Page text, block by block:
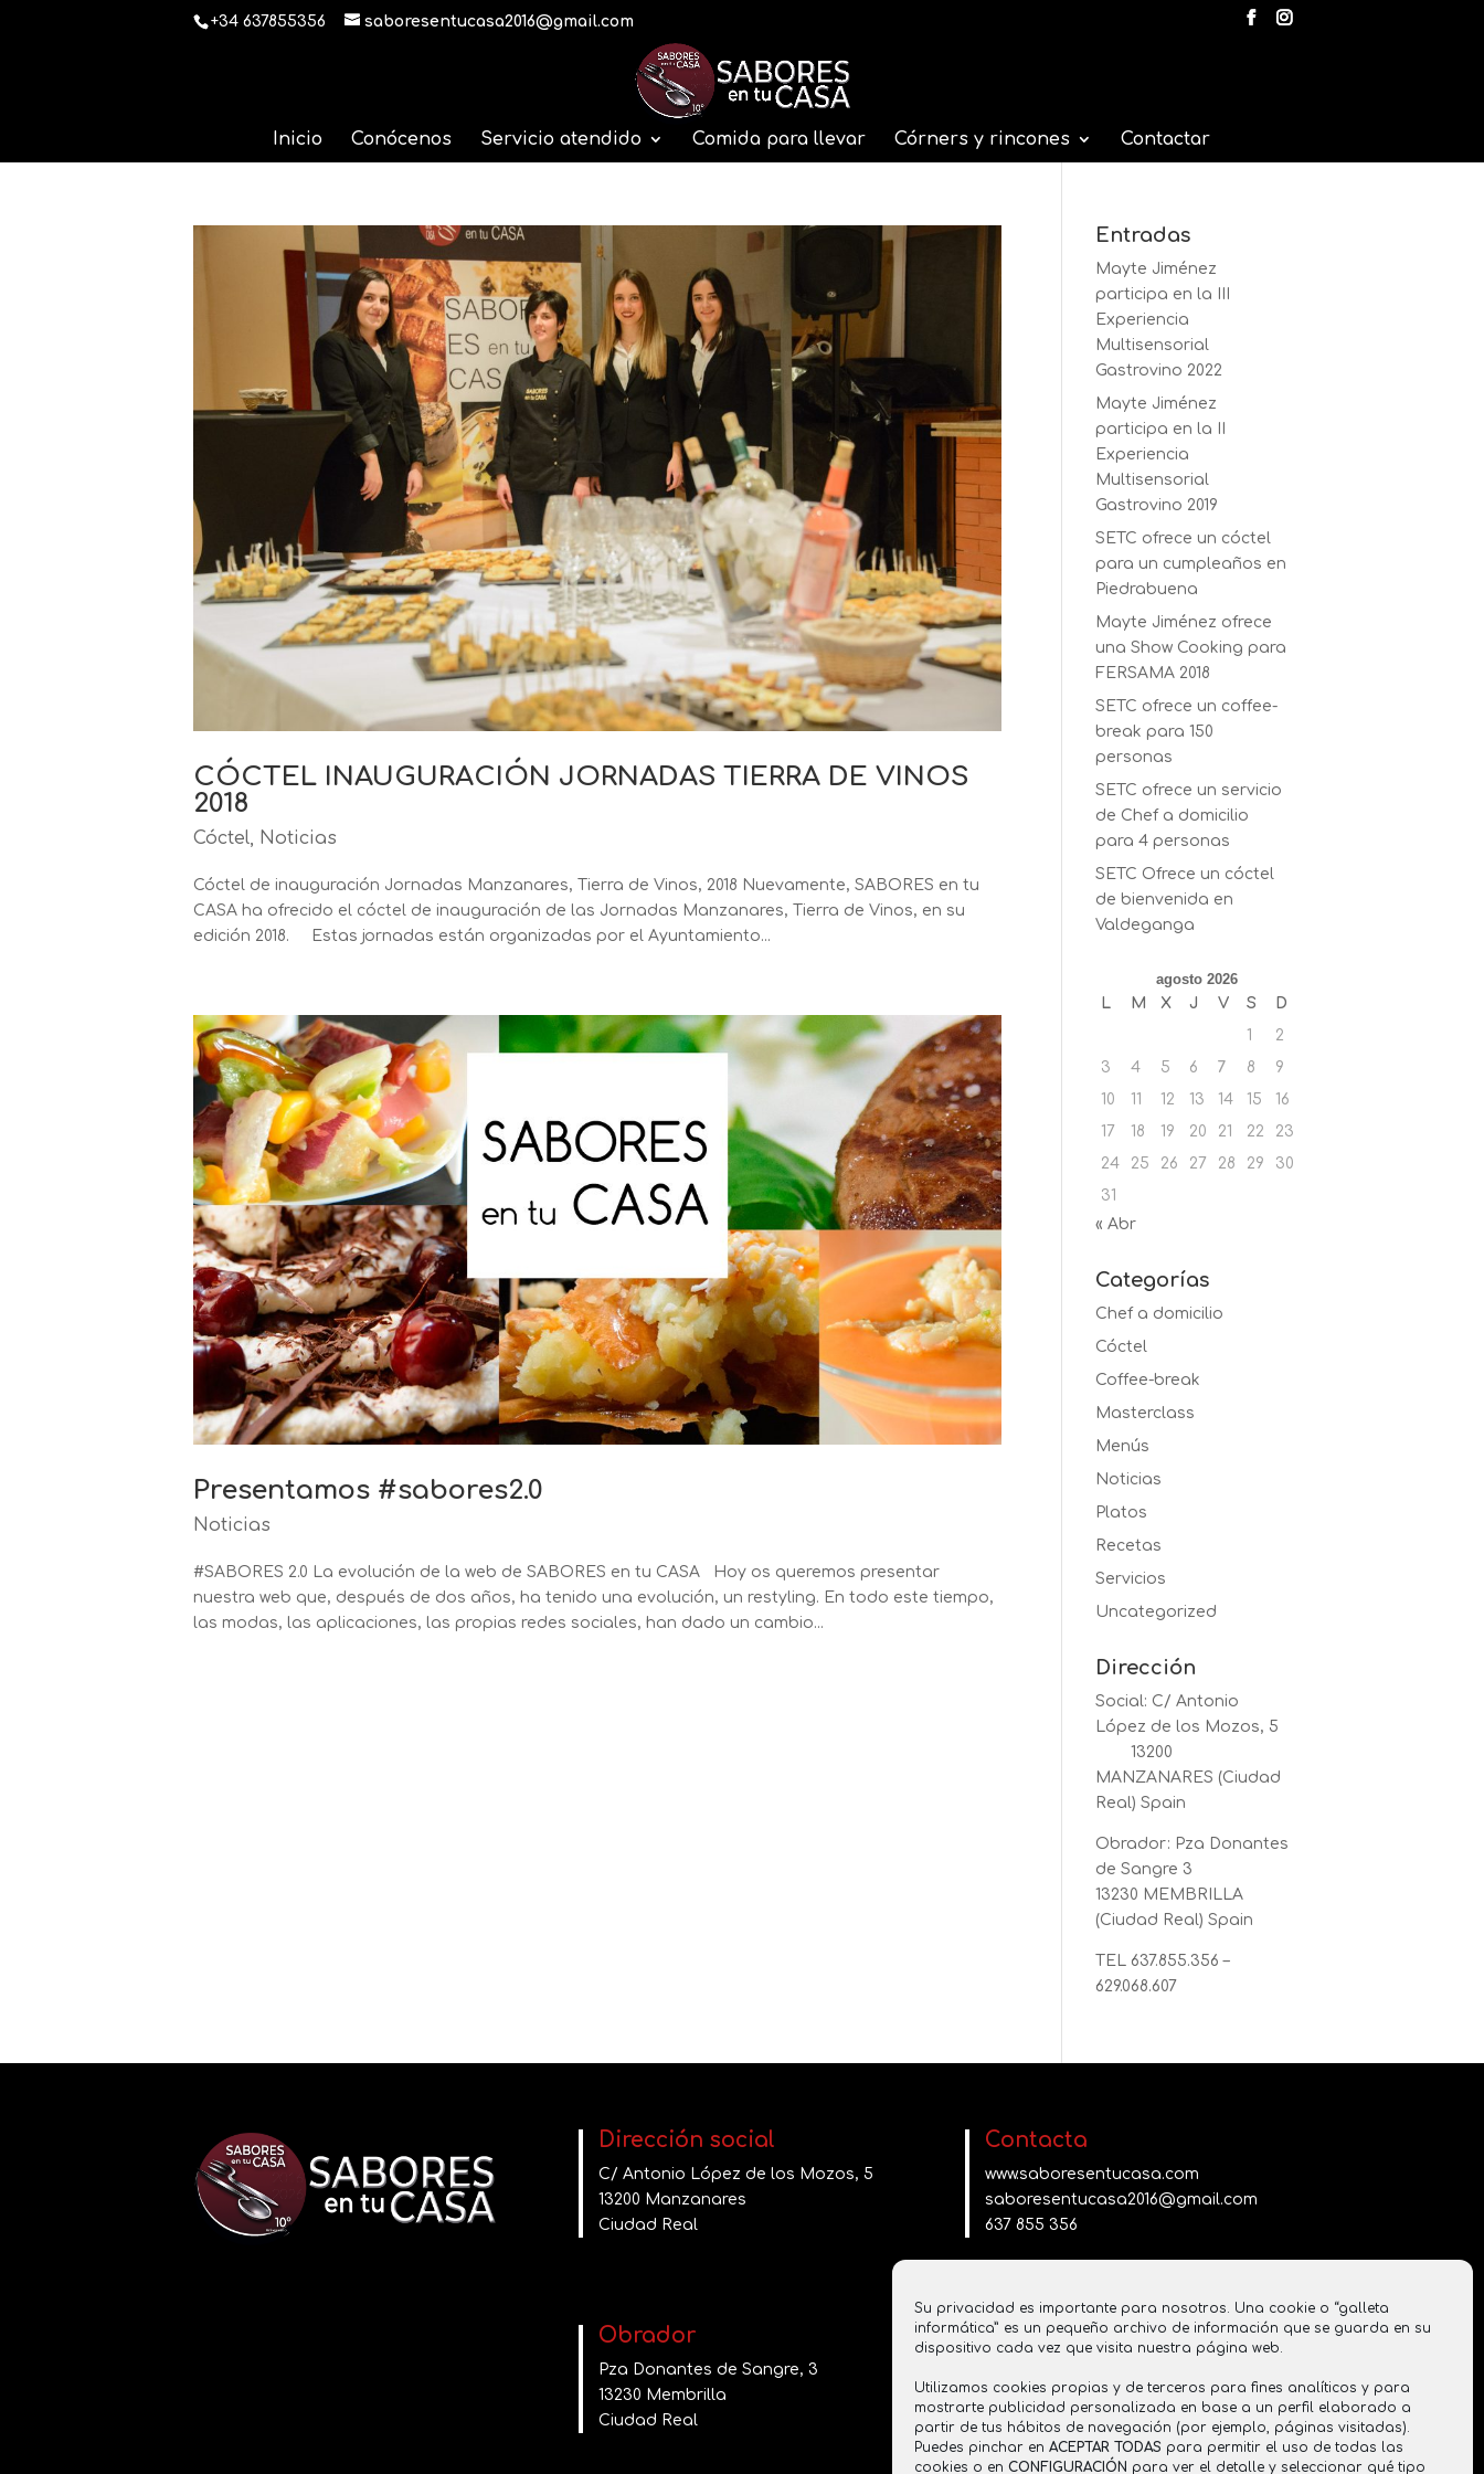
Su privacidad es importante para nosotros. Una cookie o “galleta
informática” es un pequeño archivo de información que se guarda en su
dispositivo cada vez que visita nuestra página web.
Utilizamos cookies propias y de terceros para fines analíticos y para
mostrarte publicidad personalizada en base a un perfil elaborado a
partir de tus hábitos de navegación (por ejemplo, páginas visitadas).
Puedes pinchar en ACEPTAR TODAS para permitir el uso de todas las
cookies o en CONFIGURACIÓN para ver el detalle y seleccionar qué tipo
+34 637855356 saboresentucasa2016@gmail.com
Inicio Conócenos Servicio atendido Comida para llevar Córners y rincones Contactar
CÓCTEL INAUGURACIÓN JORNADAS TIERRA DE VINOS
2018
Cóctel, Noticias
Cóctel de inauguración Jornadas Manzanares, Tierra de Vinos, 2018 Nuevamente, SABORES en tu
CASA ha ofrecido el cóctel de inauguración de las Jornadas Manzanares, Tierra de Vinos, en su
edición 2018. Estas jornadas están organizadas por el Ayuntamiento...
Presentamos #sabores2.0
Noticias
#SABORES 2.0 La evolución de la web de SABORES en tu CASA Hoy os queremos presentar
nuestra web que, después de dos años, ha tenido una evolución, un restyling. En todo este tiempo,
las modas, las aplicaciones, las propias redes sociales, han dado un cambio...
Entradas
Mayte Jiménez
participa en la III
Experiencia
Multisensorial
Gastrovino 2022
Mayte Jiménez
participa en la II
Experiencia
Multisensorial
Gastrovino 2019
SETC ofrece un cóctel
para un cumpleaños en
Piedrabuena
Mayte Jiménez ofrece
una Show Cooking para
FERSAMA 2018
SETC ofrece un coffee-
break para 150
personas
SETC ofrece un servicio
de Chef a domicilio
para 4 personas
SETC Ofrece un cóctel
de bienvenida en
Valdeganga
agosto 2026
L
M X J V S
D
1
2
3
4 5 6 7 8
9
10
11 12 13 14 15
16
17
18 19 20 21 22
23
24
25 26 27 28 29
30
31
« Abr
Categorías
Chef a domicilio
Cóctel
Coffee-break
Masterclass
Menús
Noticias
Platos
Recetas
Servicios
Uncategorized
Dirección
Social: C/ Antonio
López de los Mozos, 5
13200
MANZANARES (Ciudad
Real) Spain
Obrador: Pza Donantes
de Sangre 3
13230 MEMBRILLA
(Ciudad Real) Spain
TEL 637.855.356 –
629.068.607
Dirección social
C/ Antonio López de los Mozos, 5
13200 Manzanares
Ciudad Real
Obrador
Pza Donantes de Sangre, 3
13230 Membrilla
Ciudad Real
Contacta
www.saboresentucasa.com
saboresentucasa2016@gmail.com
637 855 356
Registro Sanitario